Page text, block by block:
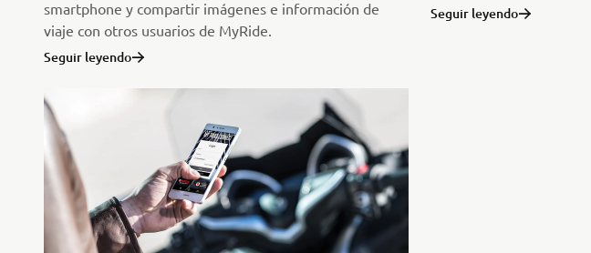
smartphone y compartir imágenes e información de
viaje con otros usuarios de MyRide.
Seguir leyendo
Seguir leyendo